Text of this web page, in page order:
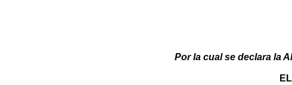
Por la cual se declara la